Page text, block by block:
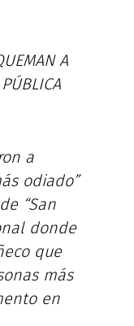
A
a
odiado”
“San
donde
que
más
en